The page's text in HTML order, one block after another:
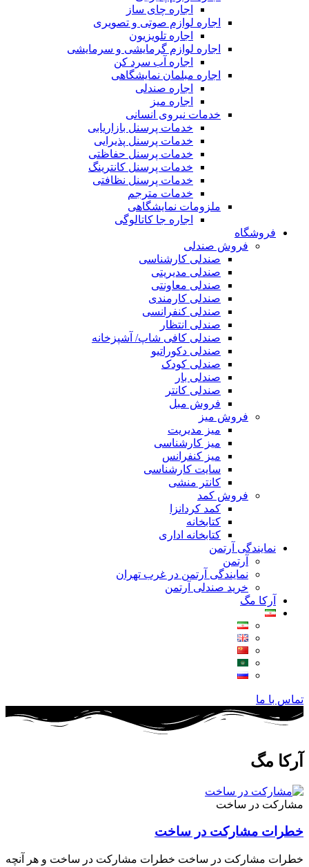
اجاره چای ساز
اجاره لوازم صوتی و تصویری
اجاره تلویزیون
اجاره لوازم گرمایشی و سرمایشی
اجاره آب سرد کن
اجاره مبلمان نمایشگاهی
اجاره صندلی
اجاره میز
خدمات نیروی انسانی
خدمات پرسنل بازاریابی
خدمات پرسنل پذیرایی
خدمات پرسنل حفاظتی
خدمات پرسنل کانترینگ
خدمات پرسنل نظافتی
خدمات مترجم
ملزومات نمایشگاهی
اجاره جا کاتالوگی
فروشگاه
فروش صندلی
صندلی کارشناسی
صندلی مدیریتی
صندلی معاونتی
صندلی کارمندی
صندلی کنفرانسی
صندلی انتظار
صندلی کافی شاپ/ آشپزخانه
صندلی دکوراتیو
صندلی کودک
صندلی بار
صندلی کانتر
فروش مبل
فروش میز
میز مدیریت
میز کارشناسی
میز کنفرانس
سایت کارشناسی
کانتر منشی
فروش کمد
کمد کردانزا
کتابخانه
کتابخانه اداری
نمایندگی آرتمن
آرتمن
نمایندگی آرتمن در غرب تهران
خرید صندلی آرتمن
آرکا مگ
تماس با ما
آرکا مگ
مشارکت در ساخت
خطرات مشارکت در ساخت
خطرات مشارکت در ساخت خطرات مشارکت در ساخت و هر آنچه